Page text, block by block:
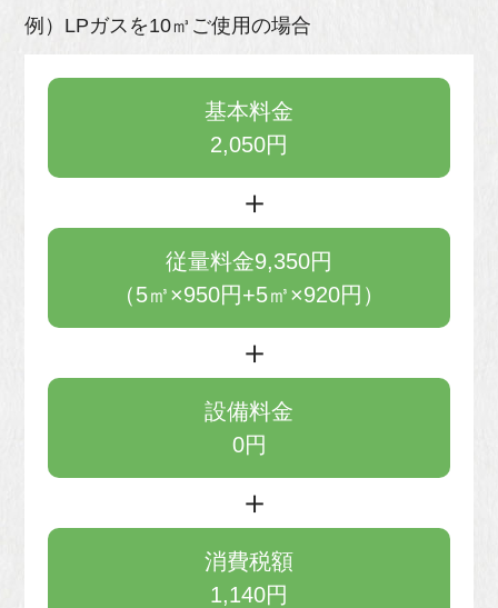
例）LPガスを10㎥ご使用の場合
基本料金
2,050円
従量料金9,350円
（5㎥×950円+5㎥×920円）
設備料金
0円
消費税額
1,140円